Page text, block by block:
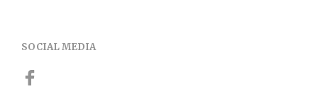
SOCIAL MEDIA